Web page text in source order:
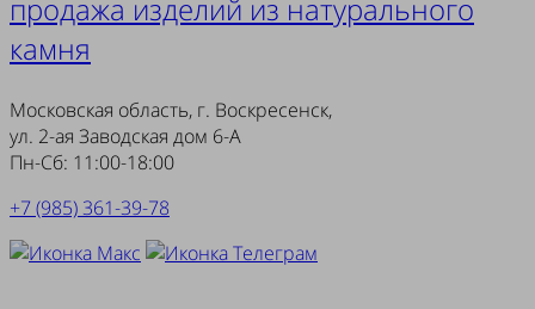
Московская область, г. Воскресенск,
ул. 2-ая Заводская дом 6-А
Пн-Сб: 11:00-18:00
+7 (985) 361-39-78